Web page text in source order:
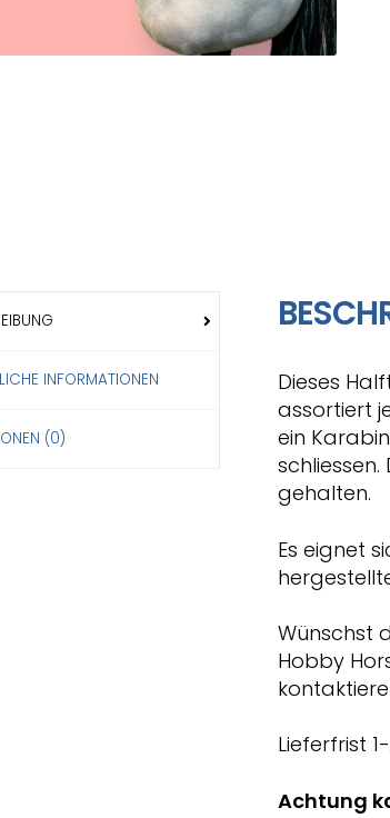
INFORMATIONEN
(0)
Dieses
assortiert
ein
gehalten.
Es eignet
Wünschst
Hobby
Lieferfrist
Achtung